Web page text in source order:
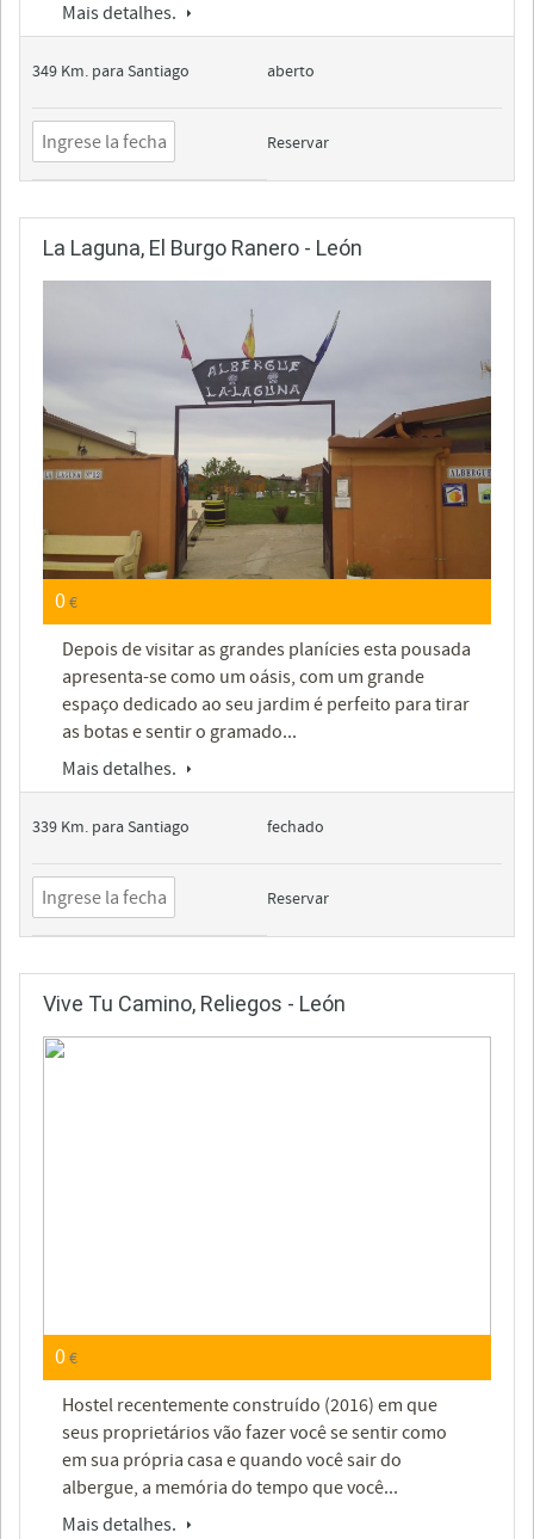
Mais detalhes.
349 Km. para Santiago aberto
Reservar
La Laguna, El Burgo Ranero - León
0€
Depois de visitar as grandes planícies esta pousada
apresenta-se como um oásis, com um grande
espaço dedicado ao seu jardim é perfeito para tirar
as botas e sentir o gramado...
Mais detalhes.
339 Km. para Santiago fechado
Reservar
Vive Tu Camino, Reliegos - León
0€
Hostel recentemente construído (2016) em que
seus proprietários vão fazer você se sentir como
em sua própria casa e quando você sair do
albergue, a memória do tempo que você...
Mais detalhes.